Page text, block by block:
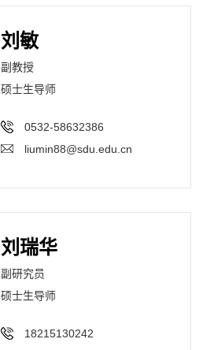
刘敏
副教授
硕士生导师
0532-58632386
liumin88@sdu.edu.cn
刘瑞华
副研究员
硕士生导师
18215130242